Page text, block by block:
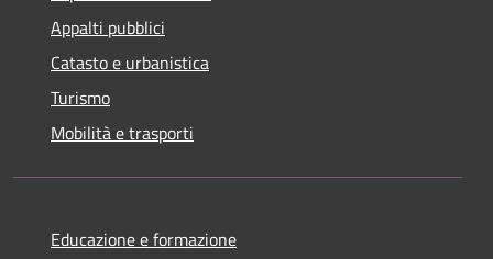
Appalti pubblici
Catasto e urbanistica
Turismo
Mobilità e trasporti
Educazione e formazione